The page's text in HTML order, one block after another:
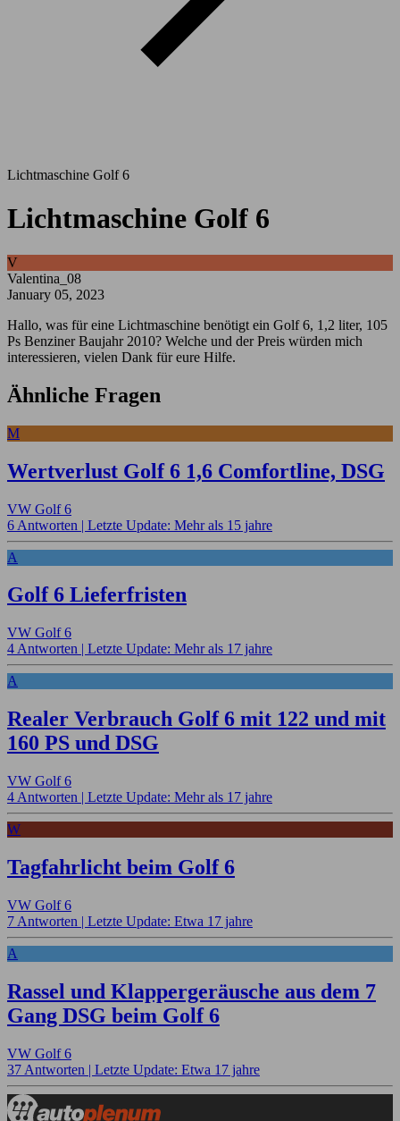
Lichtmaschine Golf 6
Lichtmaschine Golf 6
V
Valentina_08
January 05, 2023
Hallo, was für eine Lichtmaschine benötigt ein Golf 6, 1,2 liter, 105
Ps Benziner Baujahr 2010? Welche und der Preis würden mich
interessieren, vielen Dank für eure Hilfe.
Ähnliche Fragen
M
Wertverlust Golf 6 1,6 Comfortline, DSG
VW Golf 6
6 Antworten | Letzte Update: Mehr als 15 jahre
A
Golf 6 Lieferfristen
VW Golf 6
4 Antworten | Letzte Update: Mehr als 17 jahre
A
Realer Verbrauch Golf 6 mit 122 und mit
160 PS und DSG
VW Golf 6
4 Antworten | Letzte Update: Mehr als 17 jahre
W
Tagfahrlicht beim Golf 6
VW Golf 6
7 Antworten | Letzte Update: Etwa 17 jahre
A
Rassel und Klappergeräusche aus dem 7
Gang DSG beim Golf 6
VW Golf 6
37 Antworten | Letzte Update: Etwa 17 jahre